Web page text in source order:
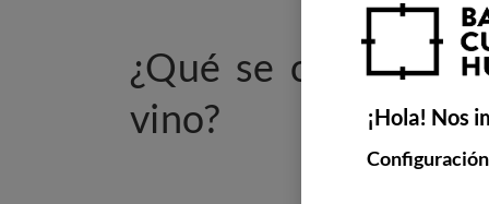
¿Qué se conoce
vino?
¡Hola! Nos